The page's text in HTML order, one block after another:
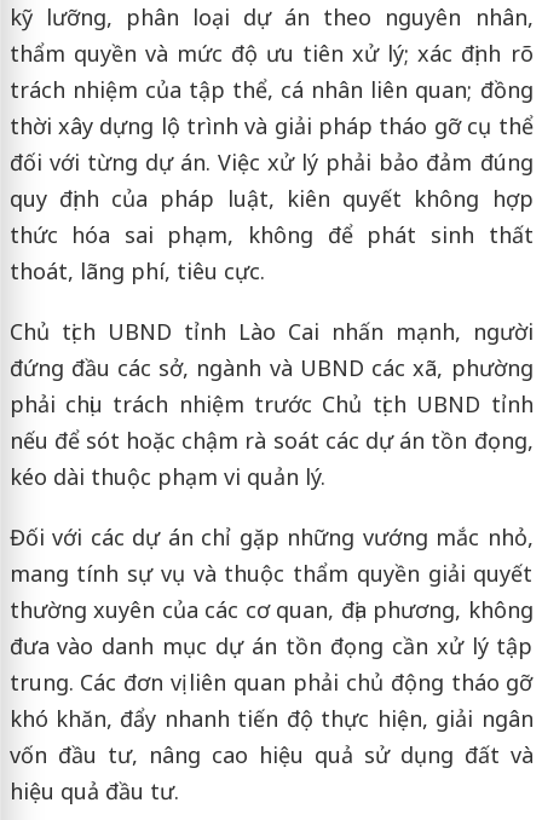
kỹ lưỡng, phân loại dự án theo nguyên nhân,
thẩm quyền và mức độ ưu tiên xử lý; xác định rõ
trách nhiệm của tập thể, cá nhân liên quan; đồng
thời xây dựng lộ trình và giải pháp tháo gỡ cụ thể
đối với từng dự án. Việc xử lý phải bảo đảm đúng
quy định của pháp luật, kiên quyết không hợp
thức hóa sai phạm, không để phát sinh thất
thoát, lãng phí, tiêu cực.
Chủ tịch UBND tỉnh Lào Cai nhấn mạnh, người
đứng đầu các sở, ngành và UBND các xã, phường
phải chịu trách nhiệm trước Chủ tịch UBND tỉnh
nếu để sót hoặc chậm rà soát các dự án tồn đọng,
kéo dài thuộc phạm vi quản lý.
Đối với các dự án chỉ gặp những vướng mắc nhỏ,
mang tính sự vụ và thuộc thẩm quyền giải quyết
thường xuyên của các cơ quan, địa phương, không
đưa vào danh mục dự án tồn đọng cần xử lý tập
trung. Các đơn vị liên quan phải chủ động tháo gỡ
khó khăn, đẩy nhanh tiến độ thực hiện, giải ngân
vốn đầu tư, nâng cao hiệu quả sử dụng đất và
hiệu quả đầu tư.